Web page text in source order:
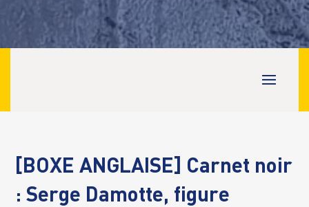
[BOXE ANGLAISE] Carnet noir
: Serge Damotte, figure